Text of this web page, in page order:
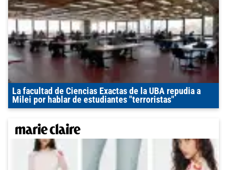
La facultad de Ciencias Exactas de la UBA repudia a
Milei por hablar de estudiantes "terroristas"